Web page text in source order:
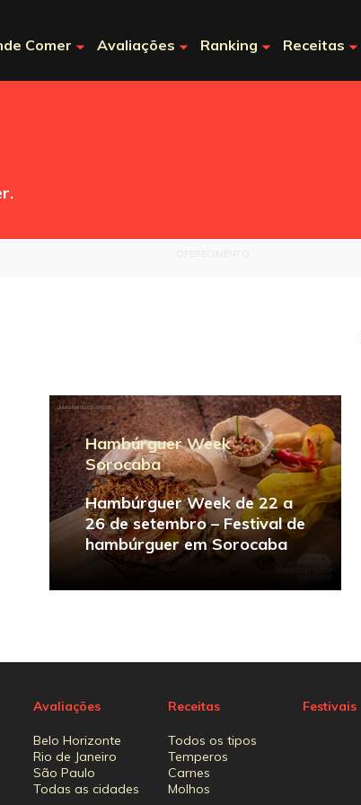
Comer Avaliações Ranking Receitas
Hambúrguer Week
Sorocaba
Hambúrguer Week de 22 a
26 de setembro – Festival de
hambúrguer em Sorocaba
Avaliações
Belo Horizonte
Rio de Janeiro
São Paulo
Todas as cidades
Receitas
Todos os tipos
Temperos
Carnes
Molhos
Festivais